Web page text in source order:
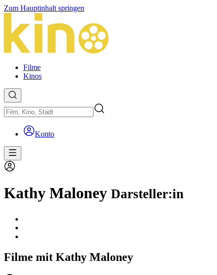
Zum Hauptinhalt springen
Filme
Kinos
Konto
Kathy Maloney Darsteller:in
Filme mit Kathy Maloney